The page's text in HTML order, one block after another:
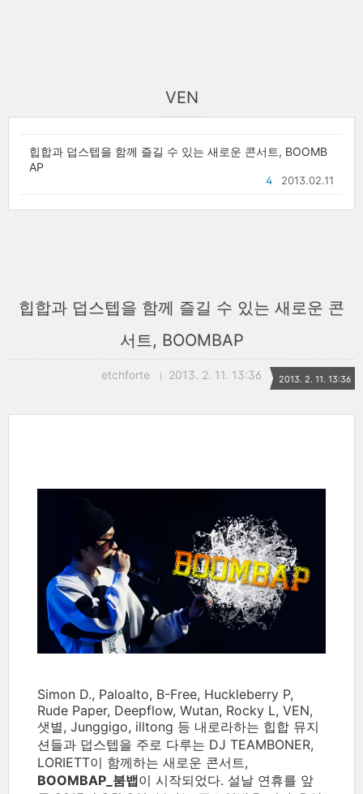
VEN
힙합과 덥스텝을 함께 즐길 수 있는 새로운 콘서트, BOOMB
AP
2013.02.11
4
힙합과 덥스텝을 함께 즐길 수 있는 새로운 콘
서트, BOOMBAP
etchforte 2013. 2. 11. 13:36 2013. 2. 11. 13:36
Simon D., Paloalto, B-Free, Huckleberry P,
Rude Paper, Deepflow, Wutan, Rocky L, VEN,
샛별, Junggigo, illtong 등 내로라하는 힙합 뮤지
션들과 덥스텝을 주로 다루는 DJ TEAMBONER,
LORIETT이 함께하는 새로운 콘서트,
BOOMBAP_붐뱁이 시작되었다. 설날 연휴를 앞